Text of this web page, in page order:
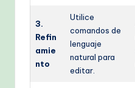
3.
Refin
amie
nto
Utilice
comandos de
lenguaje
natural para
editar.